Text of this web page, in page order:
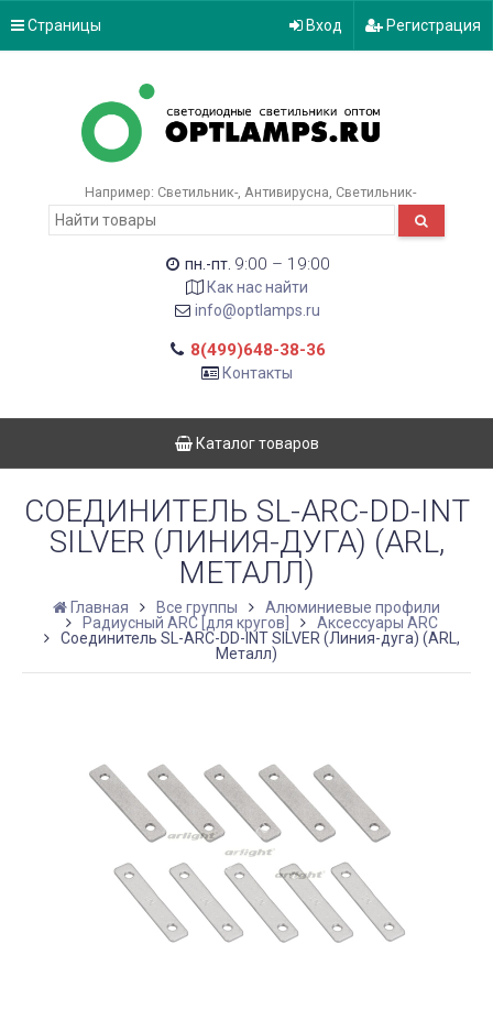
Страницы Вход Регистрация
Например: Светильник- Антивирусна Светильник-
пн.-пт. 9:00 – 19:00
Как нас найти
info@optlamps.ru
8(499)648-38-36
Контакты
Каталог товаров
СОЕДИНИТЕЛЬ SL-ARC-DD-INT
SILVER (ЛИНИЯ-ДУГА) (ARL,
МЕТАЛЛ)
Главная Все группы
Алюминиевые профили
Радиусный ARC [для кругов]
Аксессуары ARC
Соединитель SL-ARC-DD-INT SILVER (Линия-дуга) (ARL,
Металл)